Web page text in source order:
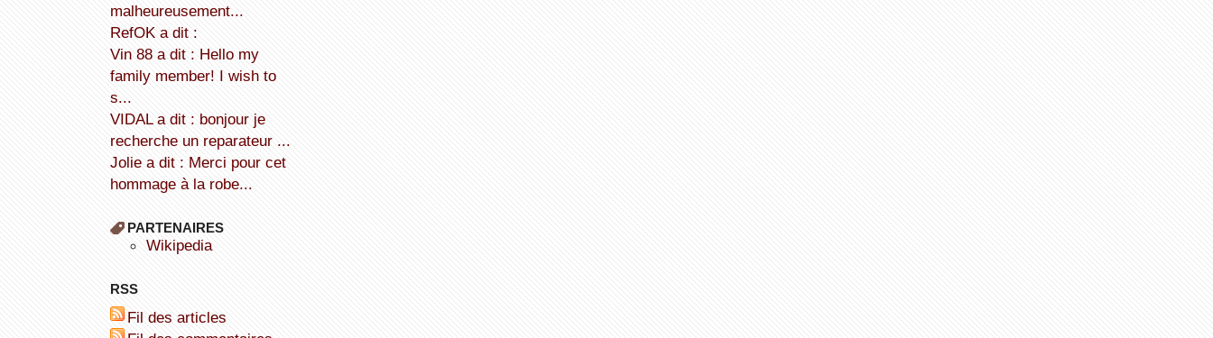
malheureusement...
refOK a dit :
Vin 88 a dit : Hello my
family member! I wish to
s...
VIDAL a dit : bonjour je
recherche un reparateur ...
Jolie a dit : Merci pour cet
hommage à la robe...
PARTENAIRES
wikipedia
RSS
Fil des articles